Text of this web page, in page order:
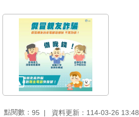
彙
點閱數： 95
資料更新：114-03-26 13:48